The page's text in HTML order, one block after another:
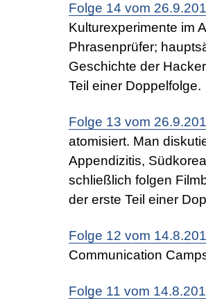
Folge 14 vom
Kulturexperimente im
Phrasenprüfer;
Geschichte der
Teil einer Doppelfolge.
Folge 13 vom
atomisiert. Man
Appendizitis,
schließlich folgen
der erste Teil einer
Folge 12 vom
Communication
Folge 11 vom